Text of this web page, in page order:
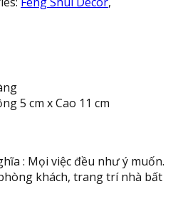
5 cm x Cao 11 cm
: Mọi việc đều như ý muốn.
khách, trang trí nhà bất